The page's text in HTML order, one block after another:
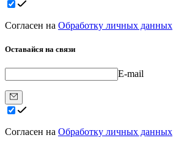
Согласен на Обработку личных данных
Оставайся на связи
E-mail
Согласен на Обработку личных данных